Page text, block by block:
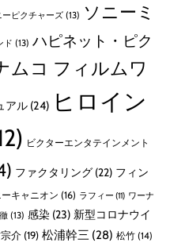
ーピクチャーズ (13) ソニーミ
ド (13) ハピネット・ピク
ムコ フィルムワ
アル (24) ヒロイン
ビクターエンタテインメント
ファクタリング (22) フィン
キャニオン (16) ラフィー (11) ワーナ
(13) 感染 (23) 新型コロナウイ
介 (19) 松浦幹三 (28) 松竹 (14)